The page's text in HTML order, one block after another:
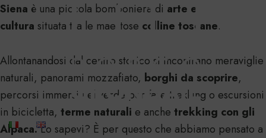
Siena è una piccola bomboniera di arte e
cultura situata tra le maestose colline toscane.
Allontanandosi dal centro storico si incontrano meraviglie
naturali, panorami mozzafiato, borghi da scoprire,
percorsi immersi nel verde per fare trekking o escursioni
in bicicletta, terme naturali e anche trekking con gli
Alpaca.Lo sapevi? È per questo che abbiamo pensato a